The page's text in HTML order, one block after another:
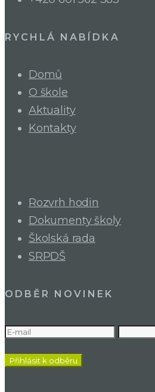
RYCHLÁ NABÍDKA
Domů
O škole
Aktuality
Kontakty
Rozvrh hodin
Dokumenty školy
Školská rada
SRPDŠ
ODBĚR NOVINEK